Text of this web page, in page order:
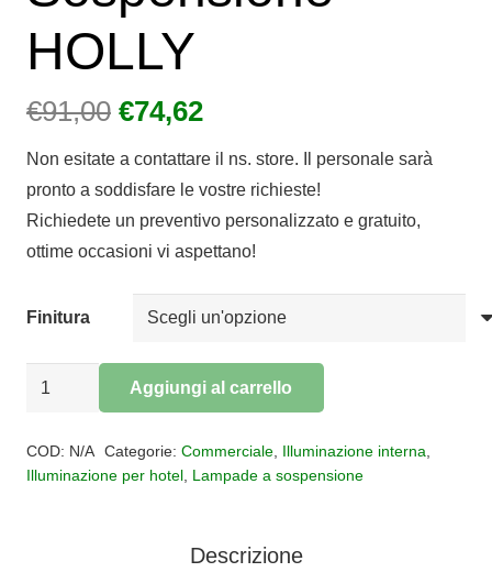
HOLLY
€91,00 Il
originale
era:
€91,00.
€74,62Il
attuale
è:
€74,62.
Non esitate a contattare il ns. store. Il personale sarà
pronto a soddisfare le vostre richieste!
Richiedete un preventivo personalizzato e gratuito,
ottime occasioni vi aspettano!
Finitura
Sospensione
Aggiungi al carrello
COD: N/A Categorie: Commerciale, Illuminazione interna
Illuminazione per hotel Lampade a sospensione
Descrizione